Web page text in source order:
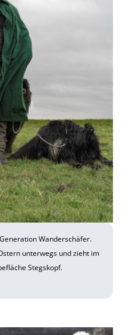
Wanderschäfer.
unterwegs und zieht im
Stegskopf.